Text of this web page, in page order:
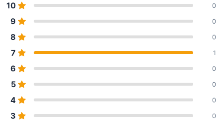
10 0
9 0
8 0
7 1
6 0
5 0
4 0
3 0